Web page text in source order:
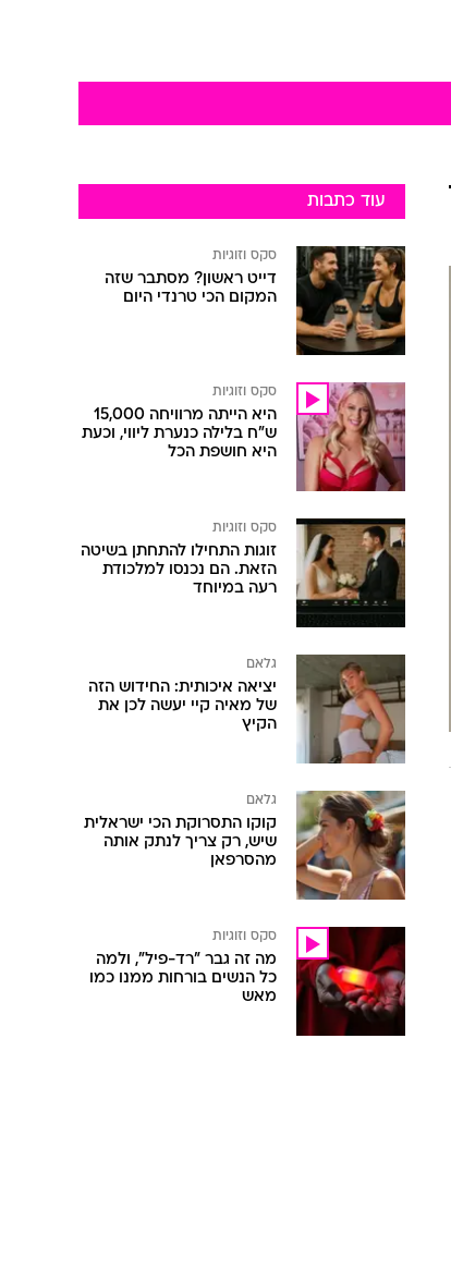
עוד כתבות
סקס וזוגיות
דייט ראשון? מסתבר שזה
המקום הכי טרנדי היום
סקס וזוגיות
היא הייתה מרוויחה 15,000
ש"ח בלילה כנערת ליווי, וכעת
היא חושפת הכל
סקס וזוגיות
זוגות התחילו להתחתן בשיטה
הזאת. הם נכנסו למלכודת
רעה במיוחד
גלאם
יציאה איכותית: החידוש הזה
של מאיה קיי יעשה לכן את
הקיץ
גלאם
קוקו התסרוקת הכי ישראלית
שיש, רק צריך לנתק אותה
מהסרפאן
סקס וזוגיות
מה זה גבר "רד-פיל", ולמה
כל הנשים בורחות ממנו כמו
מאש